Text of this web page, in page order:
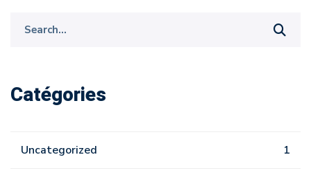
Catégories
Uncategorized 1